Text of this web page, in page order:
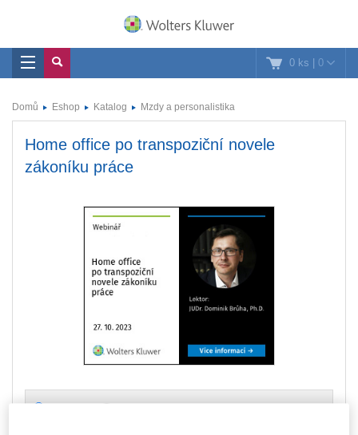
0 ks | 0
Domů Eshop Katalog Mzdy a personalistika
Home office po transpoziční novele
zákoníku práce